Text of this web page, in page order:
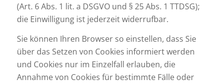
(Art. 6 Abs. 1 lit. a DSGVO und § 25 Abs. 1 TTDSG);
die Einwilligung ist jederzeit widerrufbar.
Sie können Ihren Browser so einstellen, dass Sie
über das Setzen von Cookies informiert werden
und Cookies nur im Einzelfall erlauben, die
Annahme von Cookies für bestimmte Fälle oder